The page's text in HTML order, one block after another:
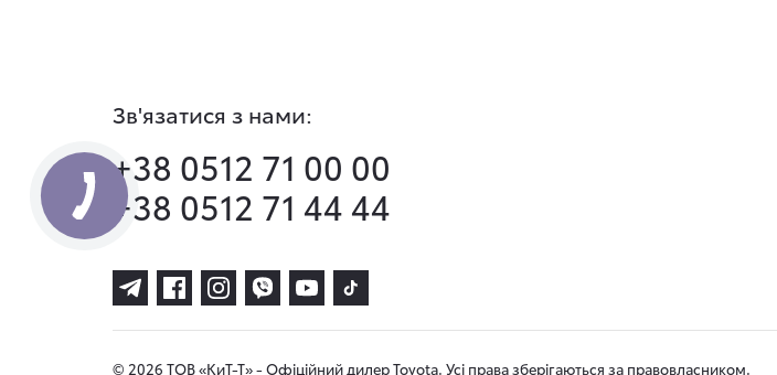
Зв'язатися з нами:
+38 0512 71 00 00
+38 0512 71 44 44
© 2026 ТОВ «КиТ-Т» - Офіційний дилер Toyota. Усі права зберігаються за правовласником.